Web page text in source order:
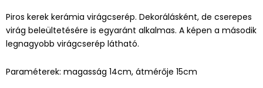
Piros kerek kerámia virágcserép. Dekorálásként, de cserepes
virág beleültetésére is egyaránt alkalmas. A képen a második
legnagyobb virágcserép látható.
Paraméterek: magasság 14cm, átmérője 15cm